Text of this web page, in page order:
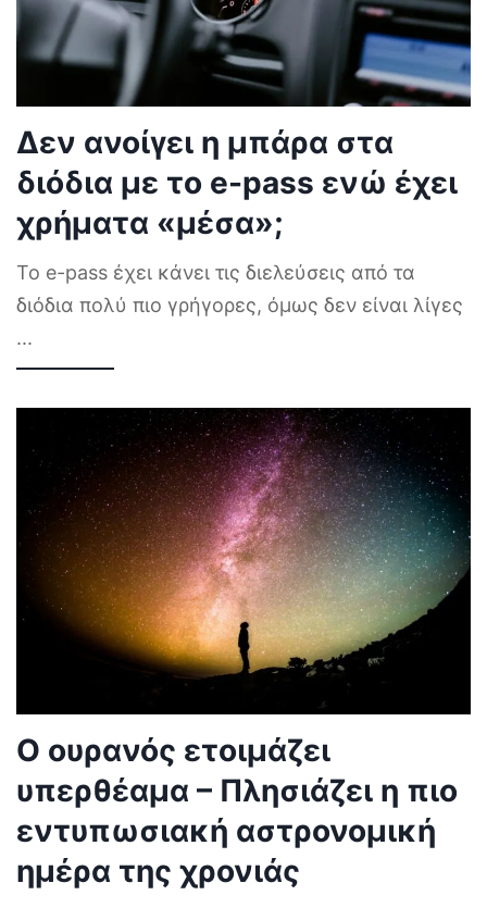
Δεν ανοίγει η μπάρα στα
διόδια με το e-pass ενώ έχει
χρήματα «μέσα»;
Το e-pass έχει κάνει τις διελεύσεις από τα
διόδια πολύ πιο γρήγορες, όμως δεν είναι λίγες
...
Ο ουρανός ετοιμάζει
υπερθέαμα – Πλησιάζει η πιο
εντυπωσιακή αστρονομική
ημέρα της χρονιάς